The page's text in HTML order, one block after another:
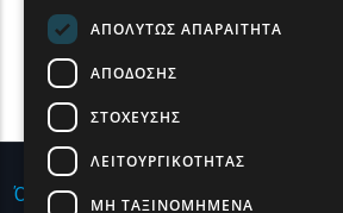
Όροι χρήσης | Πολιτική Απορρήτου
ΑΠΟΛΎΤΩΣ ΑΠΑΡΑΊΤΗΤΑ
ΑΠΌΔΟΣΗΣ
ΣΤΌΧΕΥΣΗΣ
ΛΕΙΤΟΥΡΓΙΚΌΤΗΤΑΣ
ΜΗ ΤΑΞΙΝΟΜΗΜΈΝΑ